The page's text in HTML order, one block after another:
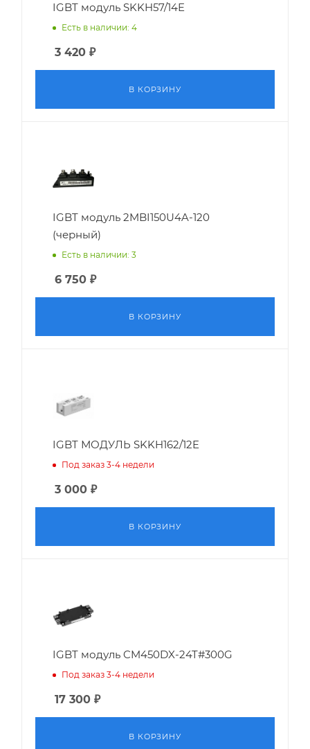
IGBT модуль SKKH57/14E
Есть в наличии: 4
3 420 ₽
В КОРЗИНУ
IGBT модуль 2MBI150U4A-120
(черный)
Есть в наличии: 3
6 750 ₽
В КОРЗИНУ
IGBT МОДУЛЬ SKKH162/12E
Под заказ 3-4 недели
3 000 ₽
В КОРЗИНУ
IGBT модуль CM450DX-24T#300G
Под заказ 3-4 недели
17 300 ₽
В КОРЗИНУ